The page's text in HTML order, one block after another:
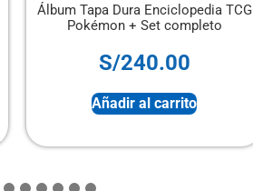
Álbum Tapa Dura Enciclopedia TCG
Pokémon + Set completo
S/240.00
Añadir al carrito